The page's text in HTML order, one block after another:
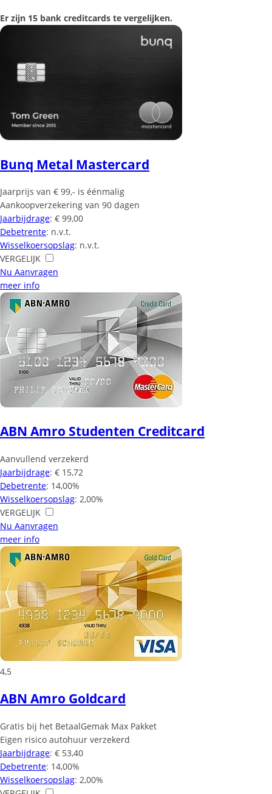
Er zijn 15 bank creditcards te vergelijken.
Bunq Metal Mastercard
Jaarprijs van € 99,- is éénmalig
Aankoopverzekering van 90 dagen
Jaarbijdrage: € 99,00
Debetrente: n.v.t.
Wisselkoersopslag: n.v.t.
VERGELIJK
Nu Aanvragen
meer info
ABN Amro Studenten Creditcard
Aanvullend verzekerd
Jaarbijdrage: € 15,72
Debetrente: 14,00%
Wisselkoersopslag: 2,00%
VERGELIJK
Nu Aanvragen
meer info
4,5
ABN Amro Goldcard
Gratis bij het BetaalGemak Max Pakket
Eigen risico autohuur verzekerd
Jaarbijdrage: € 53,40
Debetrente: 14,00%
Wisselkoersopslag: 2,00%